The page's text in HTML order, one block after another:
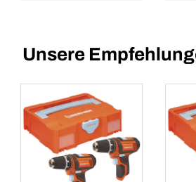
Unsere